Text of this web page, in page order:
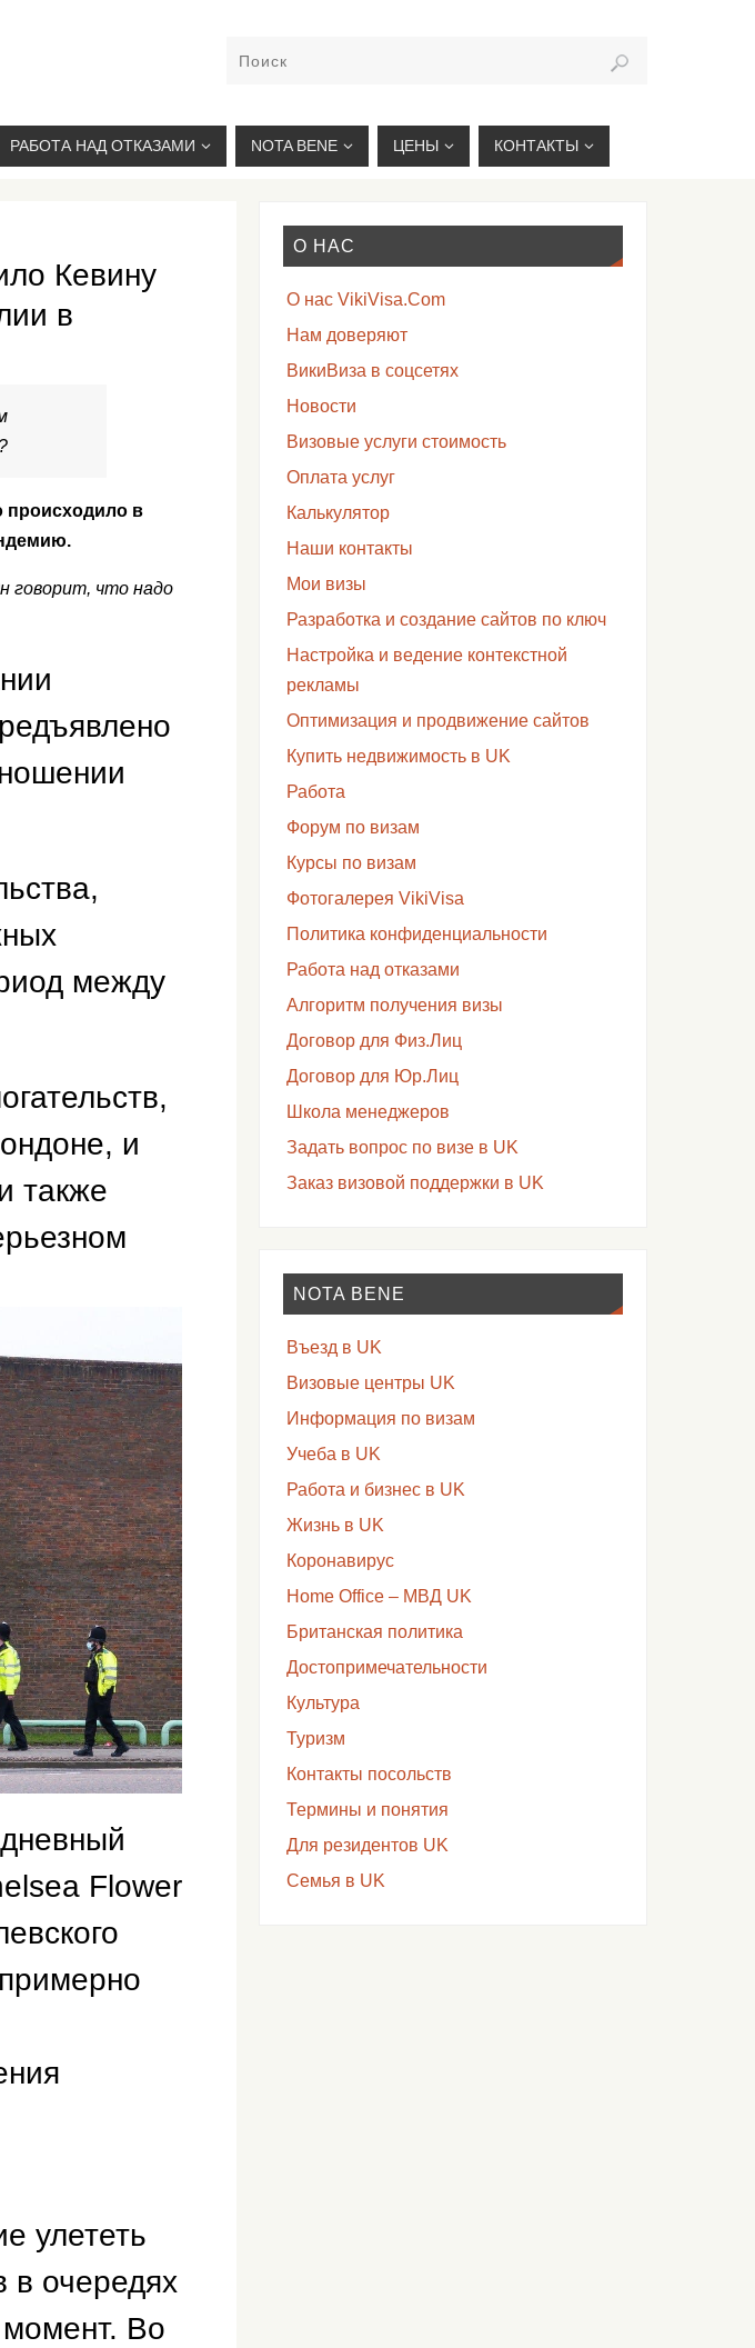
+7(926)274-03-33, VISA@VIKIVISA.RU
РАБОТА НАД ОТКАЗАМИ NOTA BENE ЦЕНЫ КОНТАКТЫ
Кевину
в
происходило в
говорит, что надо
между
и
также
Flower
улететь
в очередях
Во
О НАС
О нас VikiVisa.Com
Нам доверяют
ВикиВиза в соцсетях
Новости
Визовые услуги стоимость
Оплата услуг
Калькулятор
Наши контакты
Мои визы
Разработка и создание сайтов по ключ
Настройка и ведение контекстной
рекламы
Оптимизация и продвижение сайтов
Купить недвижимость в UK
Работа
Форум по визам
Курсы по визам
Фотогалерея VikiVisa
Политика конфиденциальности
Работа над отказами
Алгоритм получения визы
Договор для Физ.Лиц
Договор для Юр.Лиц
Школа менеджеров
Задать вопрос по визе в UK
Заказ визовой поддержки в UK
NOTA BENE
Въезд в UK
Визовые центры UK
Информация по визам
Учеба в UK
Работа и бизнес в UK
Жизнь в UK
Коронавирус
Home Office – МВД UK
Британская политика
Достопримечательности
Культура
Туризм
Контакты посольств
Термины и понятия
Для резидентов UK
Семья в UK